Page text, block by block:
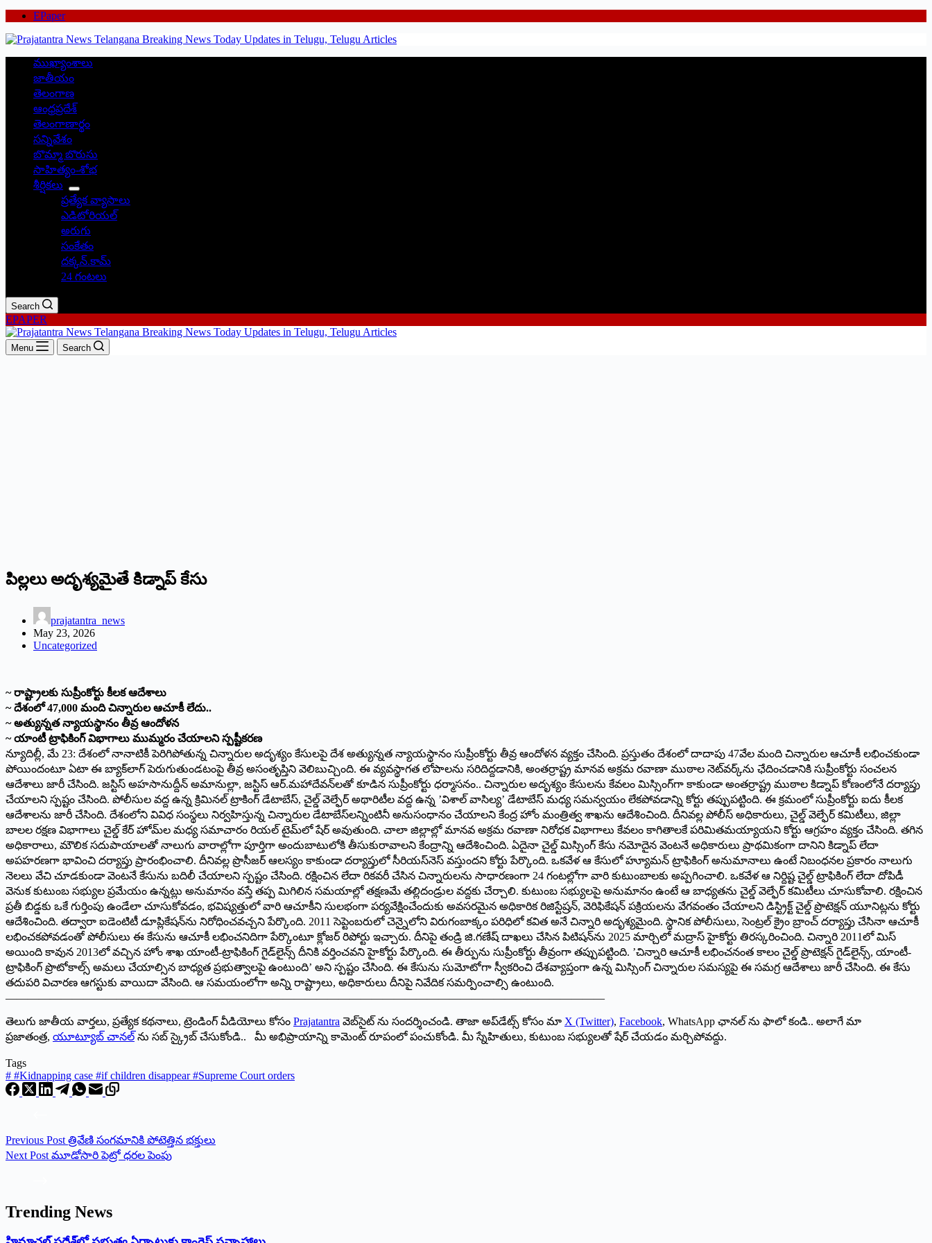
EPaper
ముఖ్యాంశాలు
జాతీయం
తెలంగాణ
ఆంధ్రప్రదేశ్
తెలంగాణార్థం
సన్నివేశం
బొమ్మా బొరుసు
సాహిత్యం-శోభ
శీర్షికలు
ప్రత్యేక వ్యాసాలు
ఎడిటోరియల్
అరుగు
సంకేతం
దక్కన్.కామ్
24 గంటలు
Search
EPAPER
Menu Search
పిల్లలు అదృశ్యమైతే కిడ్నాప్ కేసు
prajatantra_news
May 23, 2026
Uncategorized
~ రాష్ట్రాలకు సుప్రీంకోర్టు కీలక ఆదేశాలు
~ దేశంలో 47,000 మంది చిన్నారుల ఆచూకీ లేదు..
~ అత్యున్నత న్యాయస్థానం తీవ్ర ఆందోళన
~ యాంటీ ట్రాఫికింగ్ విభాగాలు ముమ్మరం చేయాలని స్పష్టీకరణ
న్యూదిల్లీ, మే 23: దేశంలో నానాటికీ పెరిగిపోతున్న చిన్నారుల అదృశ్యం కేసులపై దేశ అత్యున్నత న్యాయస్థానం సుప్రీంకోర్టు తీవ్ర ఆందోళన వ్యక్తం చేసింది. ప్రస్తుతం దేశంలో దాదాపు 47వేల మంది చిన్నారుల ఆచూకీ లభించకుండా
పోయిందంటూ ఏటా ఈ బ్యాక్‌లాగ్ పెరుగుతుండటంపై తీవ్ర అసంతృప్తిని వెలిబుచ్చింది. ఈ వ్యవస్థాగత లోపాలను సరిదిద్దడానికి, అంతర్రాష్ట్ర మానవ అక్రమ రవాణా ముఠాల నెట్‌వర్క్‌ను ఛేదించడానికి సుప్రీంకోర్టు సంచలన
ఆదేశాలు జారీ చేసింది. జస్టిస్ అహసానుద్దీన్ అమానుల్లా, జస్టిస్ ఆర్.మహాదేవన్‌లతో కూడిన సుప్రీంకోర్టు ధర్మాసనం.. చిన్నారుల అదృశ్యం కేసులను కేవలం మిస్సింగ్‌గా కాకుండా అంతర్రాష్ట్ర ముఠాల కిడ్నాప్ కోణంలోనే దర్యాప్తు
చేయాలని స్పష్టం చేసింది. పోలీసుల వద్ద ఉన్న క్రిమినల్ ట్రాకింగ్ డేటాబేస్, చైల్డ్ వెల్ఫేర్ అథారిటీల వద్ద ఉన్న ’విశాల్ వాసిల్య’ డేటాబేస్ మధ్య సమన్వయం లేకపోవడాన్ని కోర్టు తప్పుపట్టింది. ఈ క్రమంలో సుప్రీంకోర్టు ఐదు కీలక
ఆదేశాలను జారీ చేసింది. దేశంలోని వివిధ సంస్థలు నిర్వహిస్తున్న చిన్నారుల డేటాబేస్‌లన్నింటినీ అనుసంధానం చేయాలని కేంద్ర హోం మంత్రిత్వ శాఖను ఆదేశించింది. దీనివల్ల పోలీస్ అధికారులు, చైల్డ్ వెల్ఫేర్ కమిటీలు, జిల్లా
బాలల రక్షణ విభాగాలు చైల్డ్ కేర్ హోమ్‌ల మధ్య సమాచారం రియల్ టైమ్‌లో షేర్ అవుతుంది. చాలా జిల్లాల్లో మానవ అక్రమ రవాణా నిరోధక విభాగాలు కేవలం కాగితాలకే పరిమితమయ్యాయని కోర్టు ఆగ్రహం వ్యక్తం చేసింది. తగిన
అధికారాలు, మౌలిక సదుపాయాలతో నాలుగు వారాల్లోగా పూర్తిగా అందుబాటులోకి తీసుకురావాలని కేంద్రాన్ని ఆదేశించింది. ఏదైనా చైల్డ్ మిస్సింగ్ కేసు నమోదైన వెంటనే అధికారులు ప్రాథమికంగా దానిని కిడ్నాప్ లేదా
అపహరణగా భావించి దర్యాప్తు ప్రారంభించాలి. దీనివల్ల ప్రొసీజర్ ఆలస్యం కాకుండా దర్యాప్తులో సీరియస్‌నెస్ వస్తుందని కోర్టు పేర్కొంది. ఒకవేళ ఆ కేసులో హ్యూమన్ ట్రాఫికింగ్ అనుమానాలు ఉంటే నిబంధనల ప్రకారం నాలుగు
నెలలు వేచి చూడకుండా వెంటనే కేసును బదిలీ చేయాలని స్పష్టం చేసింది. రక్షించిన లేదా రికవరీ చేసిన చిన్నారులను సాధారణంగా 24 గంటల్లోగా వారి కుటుంబాలకు అప్పగించాలి. ఒకవేళ ఆ నిర్దిష్ట చైల్డ్ ట్రాఫికింగ్ లేదా దోపిడీ
వెనుక కుటుంబ సభ్యుల ప్రమేయం ఉన్నట్లు అనుమానం వస్తే తప్ప మిగిలిన సమయాల్లో తక్షణమే తల్లిదండ్రుల వద్దకు చేర్చాలి. కుటుంబ సభ్యులపై అనుమానం ఉంటే ఆ బాధ్యతను చైల్డ్ వెల్ఫేర్ కమిటీలు చూసుకోవాలి. రక్షించిన
ప్రతీ బిడ్డకు ఒకే గుర్తింపు ఉండేలా చూసుకోవడం, భవిష్యత్తులో వారి ఆచూకీని సులభంగా పర్యవేక్షించేందుకు అవసరమైన అధికారిక రిజిస్టేష్రన్, వెరిఫికేషన్ పక్రియలను వేగవంతం చేయాలని డిస్ట్రిక్ట్ చైల్డ్ ప్రొటెక్షన్ యూనిట్లను కోర్టు
ఆదేశించింది. తద్వారా ఐడెంటిటీ డూప్లికేషన్‌ను నిరోధించవచ్చని పేర్కొంది. 2011 సెప్టెంబరులో చెన్నైలోని విరుగంబాక్కం పరిధిలో కవిత అనే చిన్నారి అదృశ్యమైంది. స్థానిక పోలీసులు, సెంట్రల్ క్రైం బ్రాంచ్ దర్యాప్తు చేసినా ఆచూకీ
లభించకపోవడంతో పోలీసులు ఈ కేసును ఆచూకీ లభించనిదిగా పేర్కొంటూ క్లోజర్ రిపోర్టు ఇచ్చారు. దీనిపై తండ్రి జి.గణేష్ దాఖలు చేసిన పిటిషన్‌ను 2025 మార్చిలో మద్రాస్ హైకోర్టు తిరస్కరించింది. చిన్నారి 2011లో మిస్
అయింది కావున 2013లో వచ్చిన హోం శాఖ యాంటీ-ట్రాఫికింగ్ గైడ్‌లైన్స్ దీనికి వర్తించవని హైకోర్టు పేర్కొంది. ఈ తీర్పును సుప్రీంకోర్టు తీవ్రంగా తప్పుపట్టింది. ’చిన్నారి ఆచూకీ లభించనంత కాలం చైల్డ్ ప్రొటెక్షన్ గైడ్‌లైన్స్, యాంటీ-
ట్రాఫికింగ్ ప్రొటోకాల్స్ అమలు చేయాల్సిన బాధ్యత ప్రభుత్వాలపై ఉంటుంది’ అని స్పష్టం చేసింది. ఈ కేసును సుమోటోగా స్వీకరించి దేశవ్యాప్తంగా ఉన్న మిస్సింగ్ చిన్నారుల సమస్యపై ఈ సమగ్ర ఆదేశాలు జారీ చేసింది. ఈ కేసు
తదుపరి విచారణ ఆగస్టుకు వాయిదా వేసింది. ఆ సమయంలోగా అన్ని రాష్ట్రాలు, అధికారులు దీనిపై నివేదిక సమర్పించాల్సి ఉంటుంది.
——————————————————————————————————————————————————————
తెలుగు జాతీయ వార్తలు, ప్రత్యేక కథనాలు, ట్రెండింగ్ వీడియోలు కోసం Prajatantra వెబ్‌సైట్ ను సందర్శించండి. తాజా అప్‌డేట్స్ కోసం మా X (Twitter), Facebook, WhatsApp ఛానల్ ను ఫాలో కండి.. అలాగే మా
ప్రజాతంత్ర, యూట్యూబ్ చానల్ ను సబ్ స్క్రైబ్ చేసుకోండి.. మీ అభిప్రాయాన్ని కామెంట్ రూపంలో పంచుకోండి. మీ స్నేహితులు, కుటుంబ సభ్యులతో షేర్ చేయడం మర్చిపోవద్దు.
Tags
# #Kidnapping case #if children disappear #Supreme Court orders
Previous Post త్రివేణి సంగమానికి పోటెత్తిన భ‌క్తులు
Next Post మూడోసారి పెట్రో ధరల పెంపు
Trending News